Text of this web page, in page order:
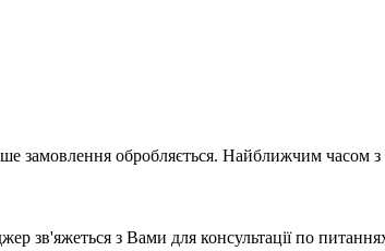
замовлення обробляється. Найближчим часом
зв'яжеться з Вами для консультації по